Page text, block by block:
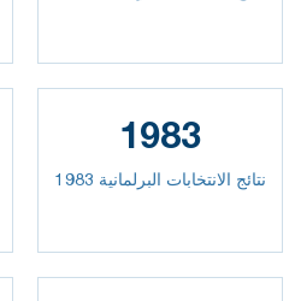
1983
نتائج الانتخابات البرلمانية 1983